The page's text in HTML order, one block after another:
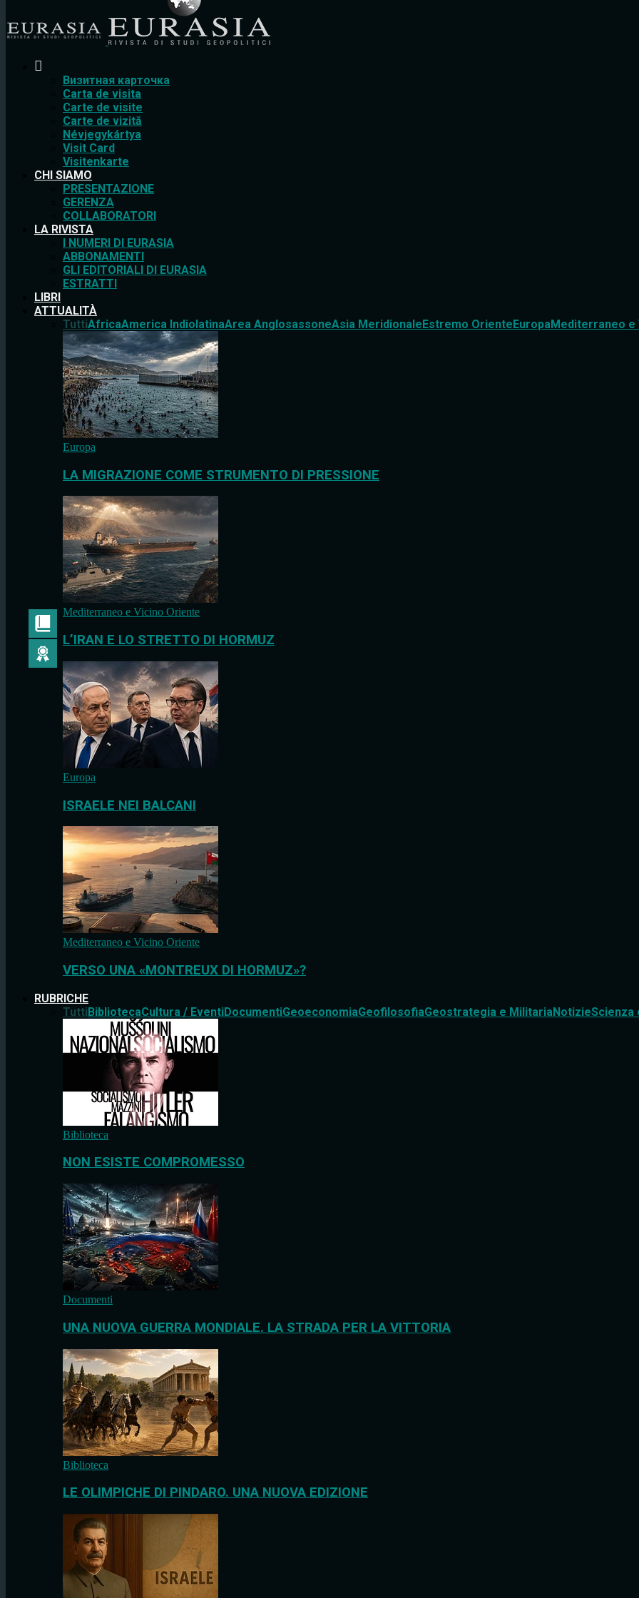
Bизитная карточка
Carta de visita
Carte de visite
Carte de vizită
Névjegykártya
Visit Card
Visitenkarte
CHI SIAMO
PRESENTAZIONE
GERENZA
COLLABORATORI
LA RIVISTA
I NUMERI DI EURASIA
ABBONAMENTI
GLI EDITORIALI DI EURASIA
ESTRATTI
LIBRI
ATTUALITÀ
TuttiAfricaAmerica IndiolatinaArea AnglosassoneAsia MeridionaleEstremo OrienteEuropaMediterraneo e
Europa
LA MIGRAZIONE COME STRUMENTO DI PRESSIONE
Mediterraneo e Vicino Oriente
L’IRAN E LO STRETTO DI HORMUZ
Europa
ISRAELE NEI BALCANI
Mediterraneo e Vicino Oriente
VERSO UNA «MONTREUX DI HORMUZ»?
RUBRICHE
TuttiBibliotecaCultura / EventiDocumentiGeoeconomiaGeofilosofiaGeostrategia e MilitariaNotizieScienza
Biblioteca
NON ESISTE COMPROMESSO
Documenti
UNA NUOVA GUERRA MONDIALE. LA STRADA PER LA VITTORIA
Biblioteca
LE OLIMPICHE DI PINDARO. UNA NUOVA EDIZIONE